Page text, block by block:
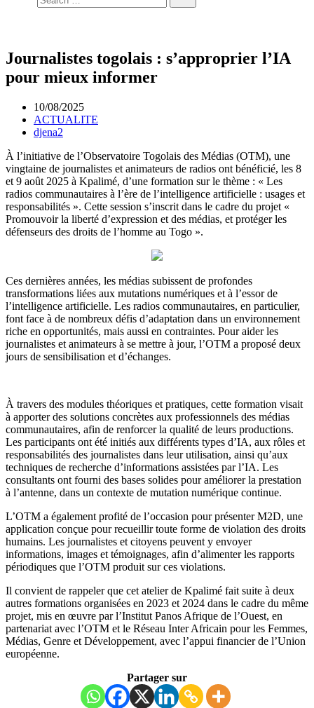
Journalistes togolais : s’approprier l’IA
pour mieux informer
10/08/2025
ACTUALITE
djena2
À l’initiative de l’Observatoire Togolais des Médias (OTM), une
vingtaine de journalistes et animateurs de radios ont bénéficié, les 8
et 9 août 2025 à Kpalimé, d’une formation sur le thème : « Les
radios communautaires à l’ère de l’intelligence artificielle : usages et
responsabilités ». Cette session s’inscrit dans le cadre du projet «
Promouvoir la liberté d’expression et des médias, et protéger les
défenseurs des droits de l’homme au Togo ».
Ces dernières années, les médias subissent de profondes
transformations liées aux mutations numériques et à l’essor de
l’intelligence artificielle. Les radios communautaires, en particulier,
font face à de nombreux défis d’adaptation dans un environnement
riche en opportunités, mais aussi en contraintes. Pour aider les
journalistes et animateurs à se mettre à jour, l’OTM a proposé deux
jours de sensibilisation et d’échanges.
À travers des modules théoriques et pratiques, cette formation visait
à apporter des solutions concrètes aux professionnels des médias
communautaires, afin de renforcer la qualité de leurs productions.
Les participants ont été initiés aux différents types d’IA, aux rôles et
responsabilités des journalistes dans leur utilisation, ainsi qu’aux
techniques de recherche d’informations assistées par l’IA. Les
consultants ont fourni des bases solides pour améliorer la prestation
à l’antenne, dans un contexte de mutation numérique continue.
L’OTM a également profité de l’occasion pour présenter M2D, une
application conçue pour recueillir toute forme de violation des droits
humains. Les journalistes et citoyens peuvent y envoyer
informations, images et témoignages, afin d’alimenter les rapports
périodiques que l’OTM produit sur ces violations.
Il convient de rappeler que cet atelier de Kpalimé fait suite à deux
autres formations organisées en 2023 et 2024 dans le cadre du même
projet, mis en œuvre par l’Institut Panos Afrique de l’Ouest, en
partenariat avec l’OTM et le Réseau Inter Africain pour les Femmes,
Médias, Genre et Développement, avec l’appui financier de l’Union
européenne.
Partager sur